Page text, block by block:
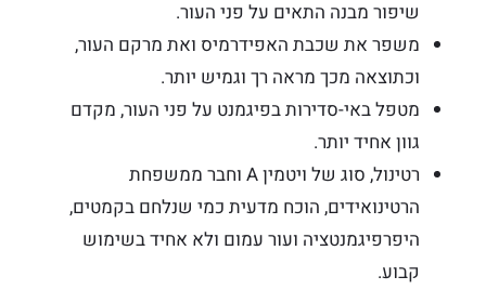
שיפור מבנה התאים על פני העור.
משפר את שכבת האפידרמיס ואת מרקם העור,
וכתוצאה מכך מראה רך וגמיש יותר.
מטפל באי-סדירות בפיגמנט על פני העור, מקדם
גוון אחיד יותר.
רטינול, סוג של ויטמין A וחבר ממשפחת
הרטינואידים, הוכח מדעית כמי שנלחם בקמטים,
היפרפיגמנטציה ועור עמום ולא אחיד בשימוש
קבוע.